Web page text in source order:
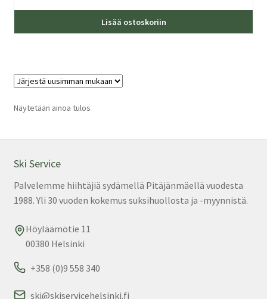
Lisää ostoskoriin
Näytetään ainoa tulos
Ski Service
Palvelemme hiihtäjiä sydämellä Pitäjänmäellä vuodesta
1988. Yli 30 vuoden kokemus suksihuollosta ja -myynnistä.
Höyläämötie 11
00380 Helsinki
+358 (0)9 558 340
ski@skiservicehelsinki.fi